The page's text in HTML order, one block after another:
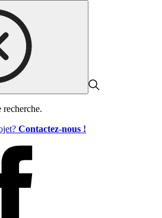
recherche.
Contactez-nous !